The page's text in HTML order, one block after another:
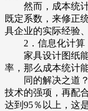
然而，成本统计
既定系数，来修正
具企业的实际经验
2．信息化计算
家具设计图纸能
率，那么成本统计
同的解决之道？
技术的强项，再配
达到95％以上，这